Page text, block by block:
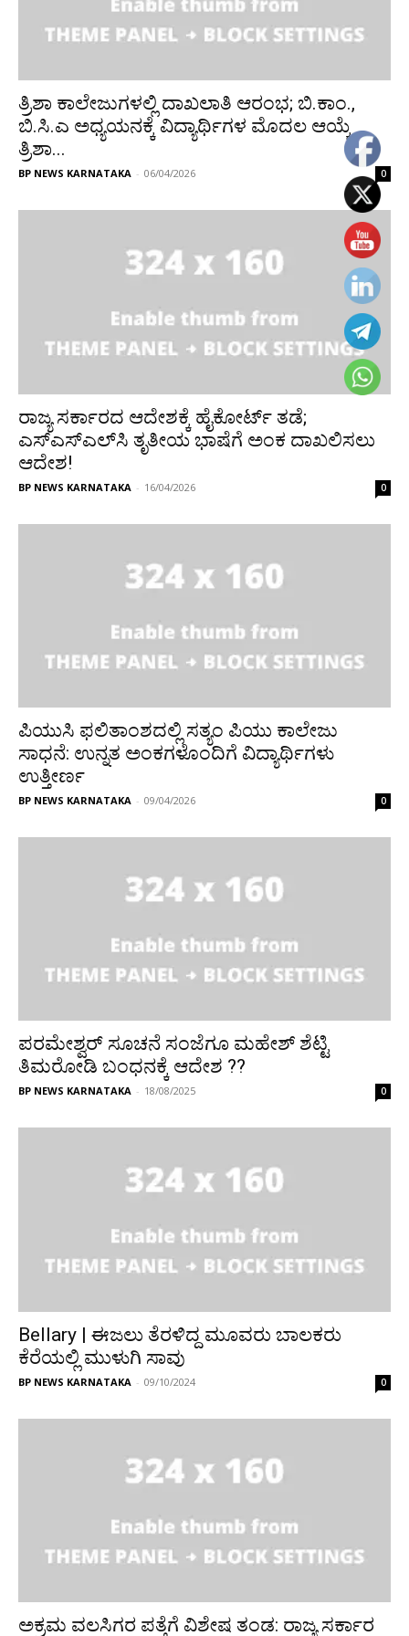
ತ್ರಿಶಾ ಕಾಲೇಜುಗಳಲ್ಲಿ ದಾಖಲಾತಿ ಆರಂಭ; ಬಿ.ಕಾಂ.,
ಬಿ.ಸಿ.ಎ ಅಧ್ಯಯನಕ್ಕೆ ವಿದ್ಯಾರ್ಥಿಗಳ ಮೊದಲ ಆಯ್ಕೆ
ತ್ರಿಶಾ...
BP NEWS KARNATAKA - 06/04/2026 0
ರಾಜ್ಯ ಸರ್ಕಾರದ ಆದೇಶಕ್ಕೆ ಹೈಕೋರ್ಟ್ ತಡೆ;
ಎಸ್‌ಎಸ್‌ಎಲ್‌ಸಿ ತೃತೀಯ ಭಾಷೆಗೆ ಅಂಕ ದಾಖಲಿಸಲು
ಆದೇಶ!
BP NEWS KARNATAKA - 16/04/2026 0
ಪಿಯುಸಿ ಫಲಿತಾಂಶದಲ್ಲಿ ಸತ್ಯಂ ಪಿಯು ಕಾಲೇಜು
ಸಾಧನೆ: ಉನ್ನತ ಅಂಕಗಳೊಂದಿಗೆ ವಿದ್ಯಾರ್ಥಿಗಳು
ಉತ್ತೀರ್ಣ
BP NEWS KARNATAKA - 09/04/2026 0
ಪರಮೇಶ್ವರ್‌ ಸೂಚನೆ ಸಂಜೆಗೂ ಮಹೇಶ್ ಶೆಟ್ಟಿ
ತಿಮರೋಡಿ ಬಂಧನಕ್ಕೆ ಆದೇಶ ??
BP NEWS KARNATAKA - 18/08/2025 0
Bellary | ಈಜಲು ತೆರಳಿದ್ದ ಮೂವರು ಬಾಲಕರು
ಕೆರೆಯಲ್ಲಿ ಮುಳುಗಿ ಸಾವು
BP NEWS KARNATAKA - 09/10/2024 0
ಅಕ್ರಮ ವಲಸಿಗರ ಪತ್ತೆಗೆ ವಿಶೇಷ ತಂಡ: ರಾಜ್ಯ ಸರ್ಕಾರ